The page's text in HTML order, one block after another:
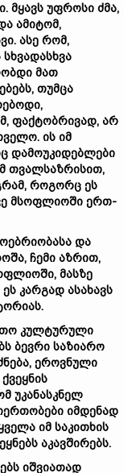
მყავს უფროსი ძმა,
ამიტომ,
ასე რომ,
მათ
თუმცა
ფაქტობრივად, არ
ის იმ
დამოუკიდებლები
თვალსაზრისით,
როგორც ეს
მსოფლიოში ერთ-
და
ჩემი აზრით,
მასზე
კარგად ასახავს
კულტურული
ბევრი საზიარო
ეროვნული
უკანასკნელ
იმდენად
იმ საკითხის
აკავშირებს.
იშვიათად